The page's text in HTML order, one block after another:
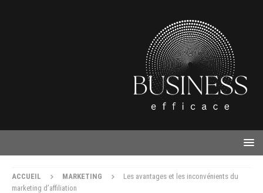
ACCUEIL MARKETING
Les avantages et les inconvénients du
marketing d’affiliation